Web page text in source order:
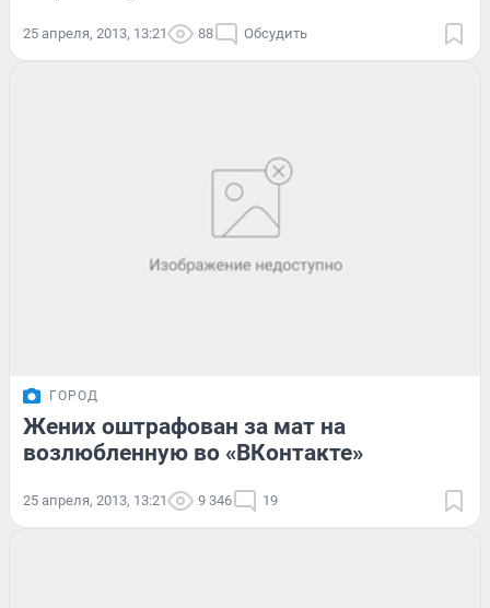
25 апреля, 2013, 13:21 88 Обсудить
ГОРОД
Жених оштрафован за мат на
возлюбленную во «ВКонтакте»
25 апреля, 2013, 13:21 9 346 19